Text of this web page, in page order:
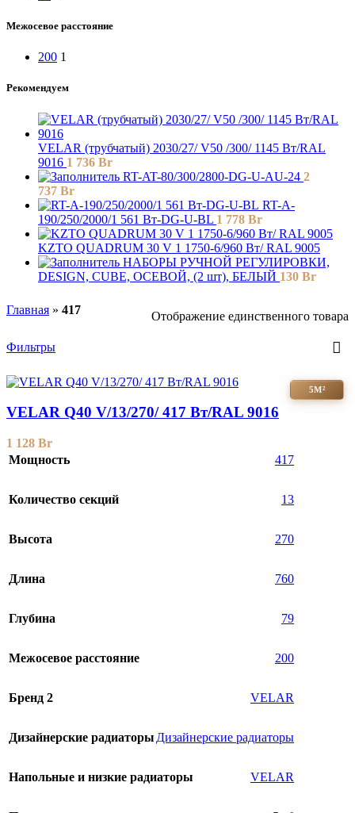
Межосевое расстояние
200 1
Рекомендуем
VELAR (трубчатый) 2030/27/ V50 /300/ 1145 Bт/RAL
9016 1 736 Br
RT-AT-80/300/2800-DG-U-AU-24 2
737 Br
RT-A-
190/250/2000/1 561 Вт-DG-U-BL 1 778 Br
KZTO QUADRUM 30 V 1 1750-6/960 Вт/ RAL 9005
НАБОРЫ РУЧНОЙ РЕГУЛИРОВКИ,
DESIGN, CUBE, ОСЕВОЙ, (2 шт), БЕЛЫЙ 130 Br
Главная » 417 Отображение единственного товара
Фильтры
5М²
VELAR Q40 V/13/270/ 417 Bт/RAL 9016
1 128 Br
Мощность
417
Количество секций 13
Высота 270
Длина 760
Глубина 79
Межосевое расстояние 200
Бренд 2 VELAR
Дизайнерские радиаторы Дизайнерские радиаторы
Напольные и низкие радиаторы VELAR